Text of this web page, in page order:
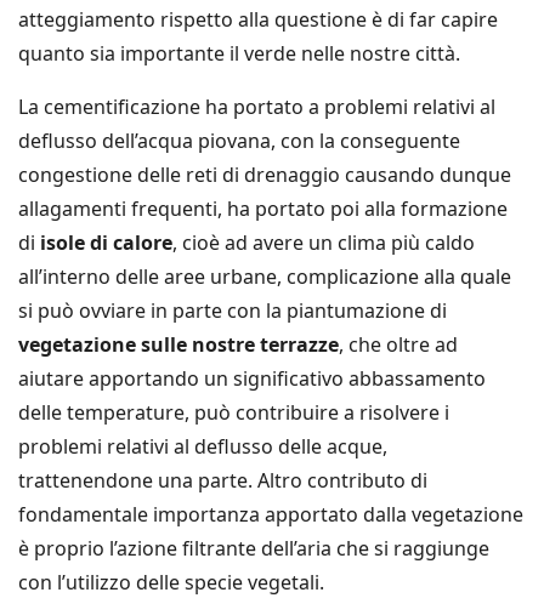
atteggiamento rispetto alla questione è di far capire
quanto sia importante il verde nelle nostre città.
La cementificazione ha portato a problemi relativi al
deflusso dell’acqua piovana, con la conseguente
congestione delle reti di drenaggio causando dunque
allagamenti frequenti, ha portato poi alla formazione
di isole di calore, cioè ad avere un clima più caldo
all’interno delle aree urbane, complicazione alla quale
si può ovviare in parte con la piantumazione di
vegetazione sulle nostre terrazze, che oltre ad
aiutare apportando un significativo abbassamento
delle temperature, può contribuire a risolvere i
problemi relativi al deflusso delle acque,
trattenendone una parte. Altro contributo di
fondamentale importanza apportato dalla vegetazione
è proprio l’azione filtrante dell’aria che si raggiunge
con l’utilizzo delle specie vegetali.